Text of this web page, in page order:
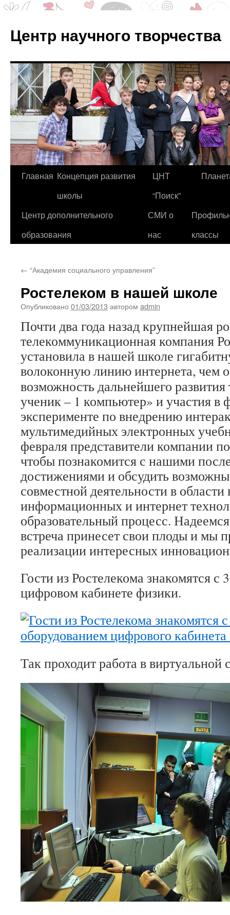
Центр научного творчества
Перейти
содержимому
Главная Концепция развития
школы
ЦНТ
“Поиск”
Центр дополнительного
образования
СМИ о
нас
классы
← “Академия социального управления”
Ростелеком в нашей школе
Опубликовано 01/03/2013 автором admin
Почти два года назад крупнейшая
телекоммуникационная компания
установила в нашей школе
волоконную линию интернета, чем
возможность дальнейшего
ученик – 1 компьютер» и участия в
эксперименте по внедрению
мультимедийных электронных
февраля представители компании
чтобы познакомится с нашими
достижениями и обсудить
совместной деятельности в области
информационных и интернет
образовательный процесс.
встреча принесет свои плоды и мы
реализации интересных
Гости из Ростелекома знакомятся с
цифровом кабинете физики.
Так проходит работа в виртуальной